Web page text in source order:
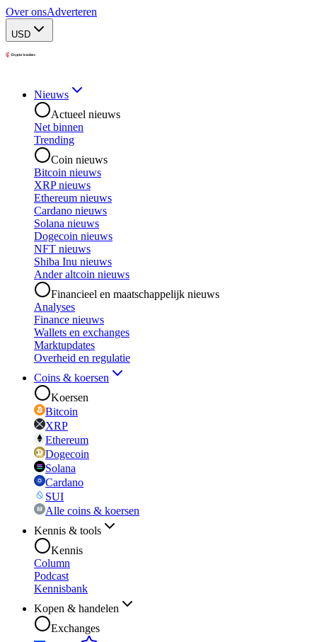
Over onsAdverteren
USD
Nieuws
Actueel nieuws
Net binnen
Trending
Coin nieuws
Bitcoin nieuws
XRP nieuws
Ethereum nieuws
Cardano nieuws
Solana nieuws
Dogecoin nieuws
NFT nieuws
Shiba Inu nieuws
Ander altcoin nieuws
Financieel en maatschappelijk nieuws
Analyses
Finance nieuws
Wallets en exchanges
Marktupdates
Overheid en regulatie
Coins & koersen
Koersen
Bitcoin
XRP
Ethereum
Dogecoin
Solana
Cardano
SUI
Alle coins & koersen
Kennis & tools
Kennis
Column
Podcast
Kennisbank
Kopen & handelen
Exchanges